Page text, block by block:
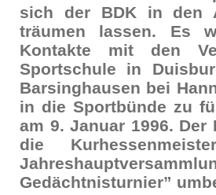
sich der BDK in den
träumen lassen. Es
Kontakte mit den
Sportschule in
Barsinghausen bei
in die Sportbünde zu
am 9. Januar 1996. Der
die
Gedächtnisturnier”